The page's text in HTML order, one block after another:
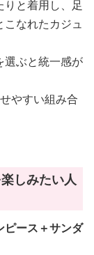
と着用し、足
なれたカジュ
選ぶと統一感が
やすい組み合
しみたい人
ピース＋サンダ